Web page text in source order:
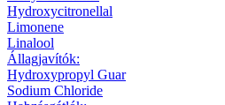
Hydroxycitronellal
Limonene
Linalool
Állagjavítók:
Hydroxypropyl Guar
Sodium Chloride